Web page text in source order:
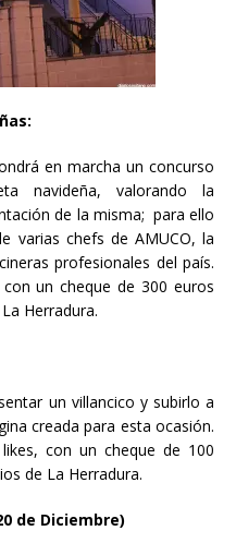
en marcha un concurso
navideña, valorando la
de la misma; para ello
varias chefs de AMUCO, la
profesionales del país.
un cheque de 300 euros
Herradura.
un villancico y subirlo a
creada para esta ocasión.
con un cheque de 100
de La Herradura.
de Diciembre)